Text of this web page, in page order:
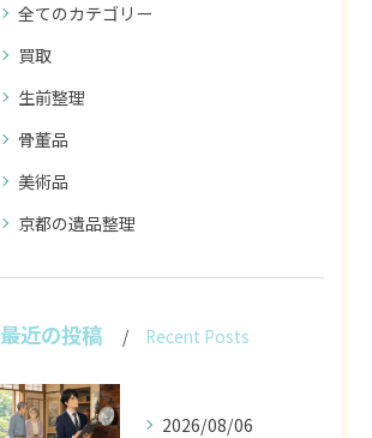
全てのカテゴリー
買取
生前整理
骨董品
美術品
京都の遺品整理
最近の投稿 Recent Posts
2026/08/06